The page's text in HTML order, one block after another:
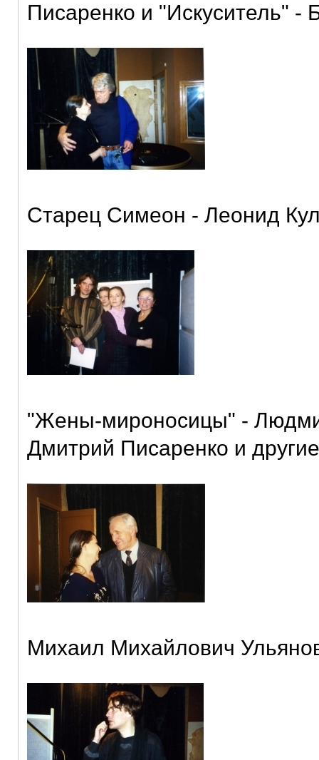
Писаренко и "Искуситель" -
Старец Симеон - Леонид
"Жены-мироносицы" -
Дмитрий Писаренко и другие
Михаил Михайлович